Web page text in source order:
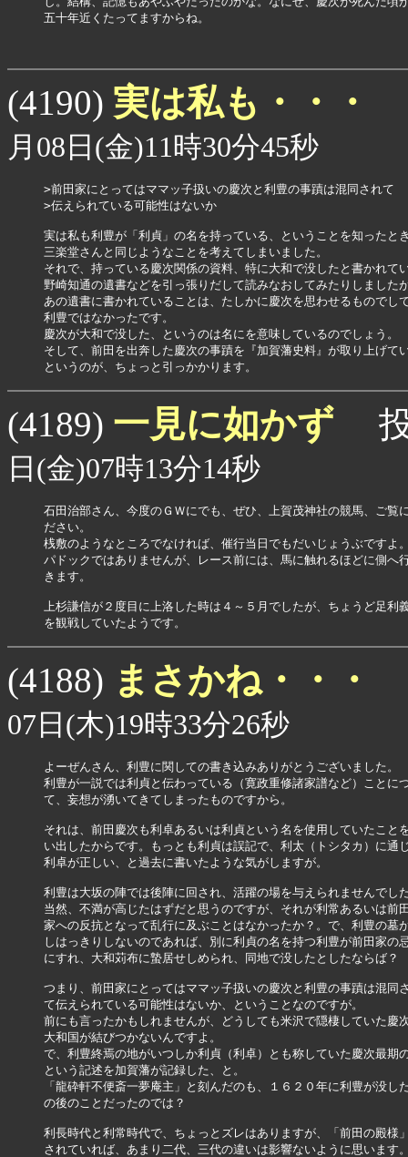
五十年近くたってますからね。
(4190) 実は私も・・・
月08日(金)11時30分45秒
>前田家にとってはママッ子扱いの慶次と利豊の事蹟は混同されて
>伝えられている可能性はないか
実は私も利豊が「利貞」の名を持っている、ということを知ったと
三楽堂さんと同じようなことを考えてしまいました。
それで、持っている慶次関係の資料、特に大和で没したと書かれて
野崎知通の遺書などを引っ張りだして読みなおしてみたりしました
あの遺書に書かれていることは、たしかに慶次を思わせるものでし
利豊ではなかったです。
慶次が大和で没した、というのは名にを意味しているのでしょう。
そして、前田を出奔した慶次の事蹟を『加賀藩史料』が取り上げて
というのが、ちょっと引っかかります。
(4189) 一見に如かず
日(金)07時13分14秒
石田治部さん、今度のＧＷにでも、ぜひ、上賀茂神社の競馬、ご覧
ださい。
桟敷のようなところでなければ、催行当日でもだいじょうぶですよ
パドックではありませんが、レース前には、馬に触れるほどに側へ
きます。
上杉謙信が２度目に上洛した時は４～５月でしたが、ちょうど足利
(4188) まさかね・・・
07日(木)19時33分26秒
よーぜんさん、利豊に関しての書き込みありがとうございました。
利豊が一説では利貞と伝わっている（寛政重修諸家譜など）ことに
て、妄想が湧いてきてしまったものですから。
それは、前田慶次も利卓あるいは利貞という名を使用していたこと
い出したからです。もっとも利貞は誤記で、利太（トシタカ）に通
利卓が正しい、と過去に書いたような気がしますが。
利豊は大坂の陣では後陣に回され、活躍の場を与えられませんでし
当然、不満が高じたはずだと思うのですが、それが利常あるいは前
家への反抗となって乱行に及ぶことはなかったか？。で、利豊の墓
しはっきりしないのであれば、別に利貞の名を持つ利豊が前田家の
にすれ、大和苅布に蟄居せしめられ、同地で没したとしたならば？
つまり、前田家にとってはママッ子扱いの慶次と利豊の事蹟は混同
て伝えられている可能性はないか、ということなのですが。
前にも言ったかもしれませんが、どうしても米沢で隠棲していた慶
大和国が結びつかないんですよ。
で、利豊終焉の地がいつしか利貞（利卓）とも称していた慶次最期
という記述を加賀藩が記録した、と。
「龍砕軒不便斎一夢庵主」と刻んだのも、１６２０年に利豊が没し
の後のことだったのでは？
利長時代と利常時代で、ちょっとズレはありますが、「前田の殿様
されていれば、あまり二代、三代の違いは影響ないように思います